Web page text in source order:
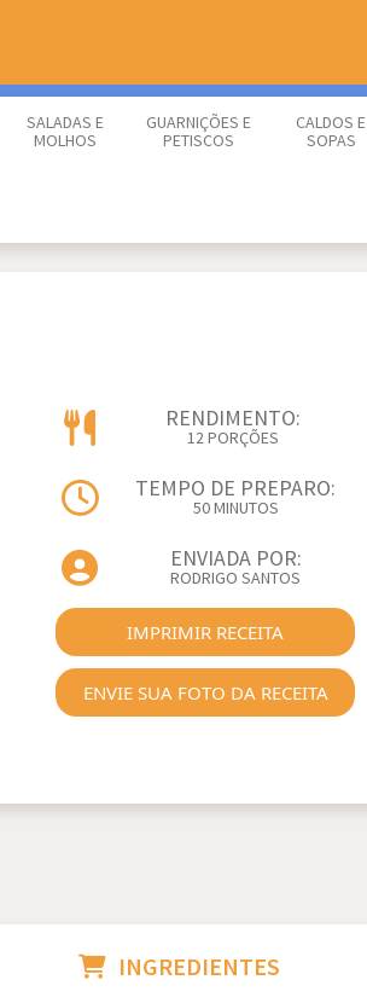
SALADAS E
MOLHOS
GUARNIÇÕES E
PETISCOS
CALDOS E
SOPAS
RENDIMENTO:
12 PORÇÕES
TEMPO DE PREPARO:
50 MINUTOS
ENVIADA POR:
RODRIGO SANTOS
IMPRIMIR RECEITA
ENVIE SUA FOTO DA RECEITA
INGREDIENTES